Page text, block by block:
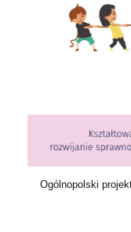
Ogólnopolski